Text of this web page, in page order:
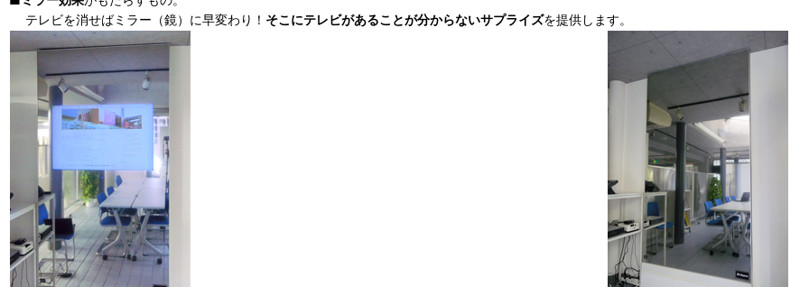
テレビを消せばミラー（鏡）に早変わり！ そこにテレビがあることが分からないサプライズを提供します。